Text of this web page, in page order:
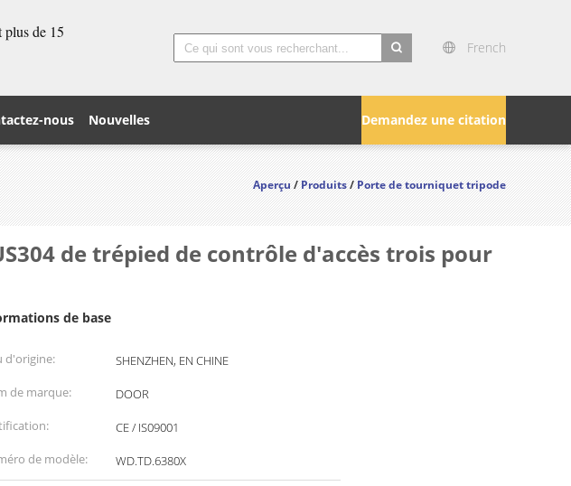
plus de 15
French
Demandez une citation
nous Nouvelles
Aperçu/Produits/Porte de tourniquet tripode
de trépied de contrôle d'accès trois pour
de base
d'origine:
SHENZHEN, EN CHINE
de marque:
DOOR
CE / IS09001
de modèle:
WD.TD.6380X